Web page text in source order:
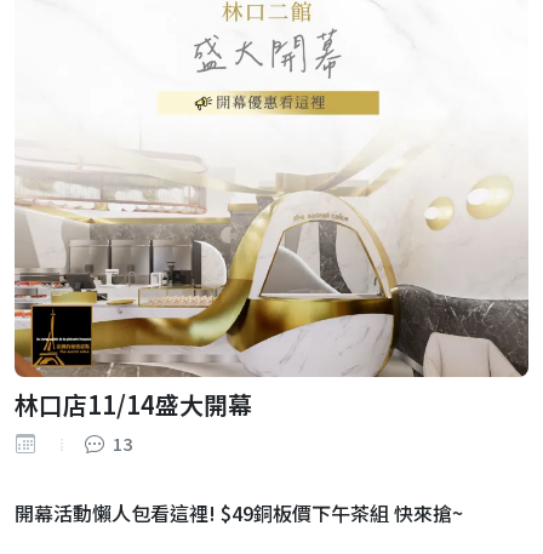
林口店11/14盛大開幕
13
開幕活動懶人包看這裡! $49銅板價下午茶組 快來搶~